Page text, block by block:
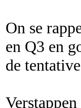
On se
en Q3 en
de